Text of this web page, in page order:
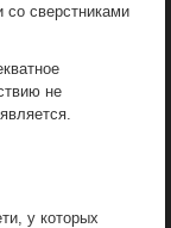
сверстниками
не
у которых